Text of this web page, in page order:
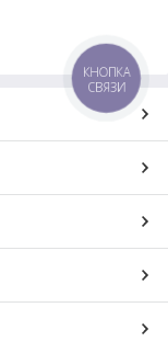
КНОПКА
СВЯЗИ